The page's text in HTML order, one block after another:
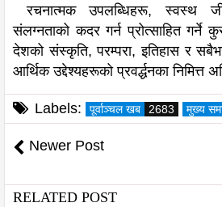
रचनात्मक उपलब्धिहरू, स्वस्थ
संलग्नताको कदर गर्न प्रोत्साहित गर्ने
देशको संस्कृति, परम्परा, इतिहास र
आर्थिक उद्देश्यहरूको प्रवर्द्धनका निमित्त
Labels: पूर्वाञ्चल खब 2683 मुख्य
Newer Post
RELATED POST